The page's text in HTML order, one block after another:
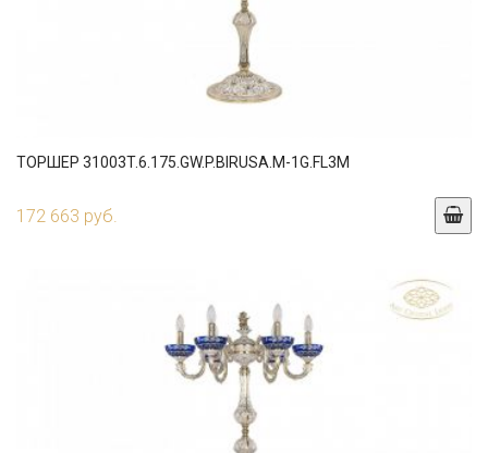
ТОРШЕР 31003T.6.175.GW.P.BIRUSA.M-1G.FL3M
172 663 руб.